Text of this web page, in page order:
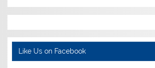
Like Us on Facebook